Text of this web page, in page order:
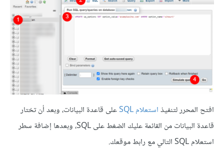
افتح المحرر لتنفيذاستعلام SQL
على قاعدة البيانات، وبعد أن تختار
قاعدة البيانات من القائمة عليك الضغط على SQL، وبعدها إضافة سطر
استعلام SQL التالي مع رابط موقعك.